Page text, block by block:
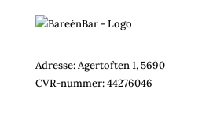
Adresse: Agertoften 1, 5690
CVR-nummer:44276046